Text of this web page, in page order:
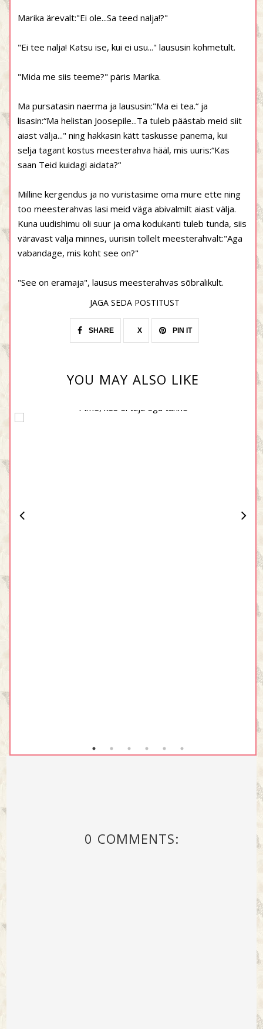
Marika ärevalt:"Ei ole...Sa teed nalja!?"
"Ei tee nalja! Katsu ise, kui ei usu..." laususin kohmetult.
"Mida me siis teeme?" päris Marika.
Ma pursatasin naerma ja laususin:"Ma ei tea.“ ja
lisasin:“Ma helistan Joosepile...Ta tuleb päästab meid siit
aiast välja..." ning hakkasin kätt taskusse panema, kui
selja tagant kostus meesterahva hääl, mis uuris:“Kas
saan Teid kuidagi aidata?“
Milline kergendus ja no vuristasime oma mure ette ning
too meesterahvas lasi meid väga abivalmilt aiast välja.
Kuna uudishimu oli suur ja oma kodukanti tuleb tunda, siis
väravast välja minnes, uurisin tollelt meesterahvalt:"Aga
vabandage, mis koht see on?"
"See on eramaja", lausus meesterahvas sõbralikult.
JAGA SEDA POSTITUST
SHARE X PIN IT
YOU MAY ALSO LIKE
Pime, kes ei taju ega tunne
0 COMMENTS: